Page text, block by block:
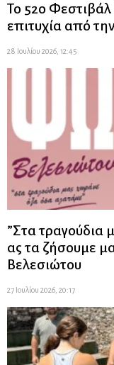
Το 52ο
επιτυχία από
28 Ιουλίου 2026, 12:45
”Στα
ας τα ζήσουμε
Βελεσιώτου
27 Ιουλίου 2026, 20:17